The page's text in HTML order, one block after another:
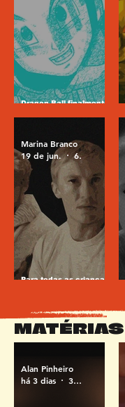
Dragon Ball finalmente
história boa
Para todas as crianças
Marina Branco
19 de jun.
6 min de leitura
MATÉRIAS
Alan Pinheiro
há 3 dias
3 min de leitura